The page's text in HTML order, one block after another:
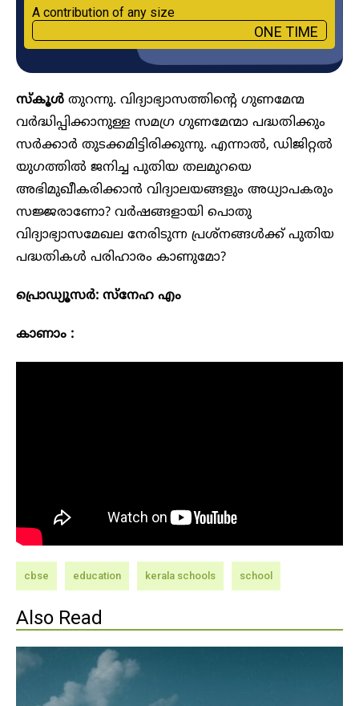
A contribution of any size
ONE TIME
സ്‌കൂൾ തുറന്നു. വിദ്യാഭ്യാസത്തിന്റെ ഗുണമേന്മ
വർദ്ധിപ്പിക്കാനുള്ള സമഗ്ര ഗുണമേന്മാ പദ്ധതിക്കും
സർക്കാർ തുടക്കമിട്ടിരിക്കുന്നു. എന്നാൽ, ഡിജിറ്റൽ
യുഗത്തിൽ ജനിച്ച പുതിയ തലമുറയെ
അഭിമുഖീകരിക്കാൻ വിദ്യാലയങ്ങളും അധ്യാപകരും
സജ്ജരാണോ? വർഷങ്ങളായി പൊതു
വിദ്യാഭ്യാസമേഖല നേരിടുന്ന പ്രശ്നങ്ങൾക്ക് പുതിയ
പദ്ധതികൾ പരിഹാരം കാണുമോ?
പ്രൊഡ്യൂസർ: സ്നേഹ എം
കാണാം :
cbse education kerala schools school
Also Read